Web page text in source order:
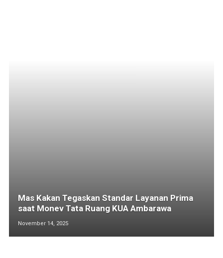
Mas Kakan Tegaskan Standar Layanan Prima
saat Monev Tata Ruang KUA Ambarawa
November 14, 2025